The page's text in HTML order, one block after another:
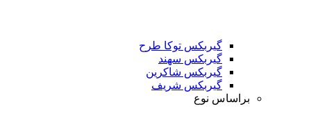
گیربکس توکا طرح
گیربکس سهند
گیربکس شاکرین
گیربکس شریف
براساس نوع